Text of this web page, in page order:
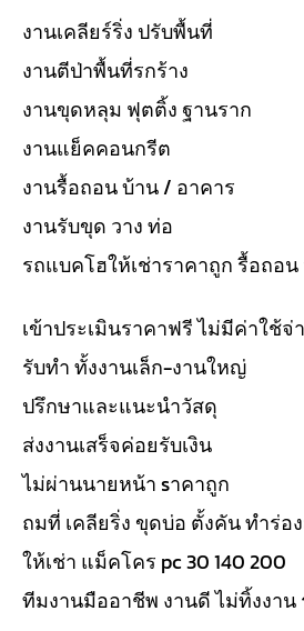
งานเคลียร์ริ่ง ปรับพื้นที่
งานตีป่าพื้นที่รกร้าง
งานขุดหลุม ฟุตติ้ง ฐานราก
งานแย็คคอนกรีต
งานรื้อถอน บ้าน / อาคาร
งานรับขุด วาง ท่อ
รถแบคโฮให้เช่าราคาถูก รื้อถอ
เข้าประเมินราคาฟรี ไม่มีค่าใช้จ่
รับทำ ทั้งงานเล็ก-งานใหญ่
ปรึกษาและแนะนำวัสดุ
ส่งงานเสร็จค่อยรับเงิน
ไม่ผ่านนายหน้า sาคาถูก
ถมที่ เคลียริ่ง ขุดบ่อ ตั้งคัน ทำร่อ
ให้เช่า แม็คโคร pc 30 140 200
ทีมงานมืออาชีพ งานดี ไม่ทิ้งงาน